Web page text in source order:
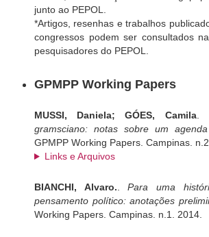
junto ao PEPOL.
*Artigos, resenhas e trabalhos
congressos podem ser consultados
pesquisadores do PEPOL.
GPMPP Working Papers
MUSSI, Daniela; GÓES, Camila.
gramsciano: notas sobre um
GPMPP Working Papers Campinas n.2
Links e Arquivos
BIANCHI, Alvaro. .Para uma
pensamento político: anotações
Working Papers Campinas n.1 2014.